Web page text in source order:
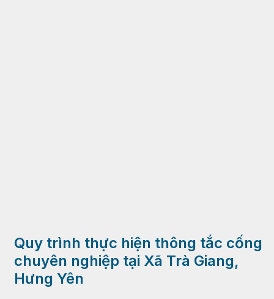
Quy trình thực hiện thông tắc cống
chuyên nghiệp tại Xã Trà Giang,
Hưng Yên